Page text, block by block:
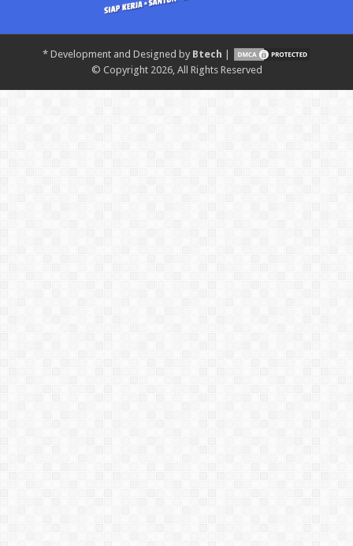
*Development and Designed by Btech |
© Copyright 2026, All Rights Reserved